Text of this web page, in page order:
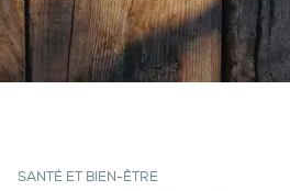
SANTÉ ET BIEN-ÊTRE